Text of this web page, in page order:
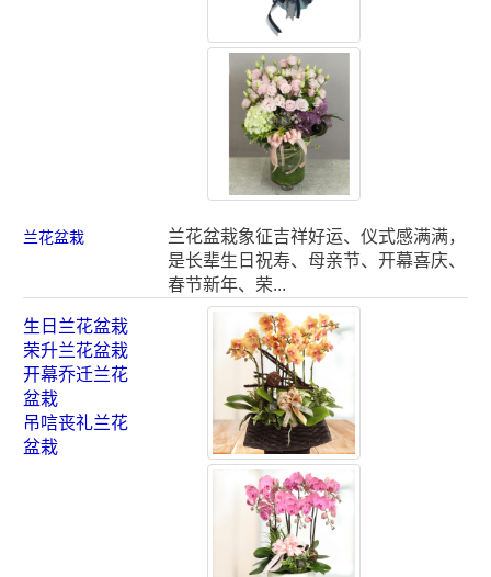
兰花盆栽
兰花盆栽象征吉祥好运、仪式感满满，
是长辈生日祝寿、母亲节、开幕喜庆、
春节新年、荣...
生日兰花盆栽
荣升兰花盆栽
开幕乔迁兰花
盆栽
吊唁丧礼兰花
盆栽